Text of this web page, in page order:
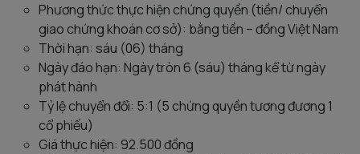
Phương thức thực hiện chứng quyền (tiền/ chuyển
giao chứng khoán cơ sở): bằng tiền – đồng Việt Nam
Thời hạn: sáu (06) tháng
Ngày đáo hạn: Ngày tròn 6 (sáu) tháng kể từ ngày
phát hành
Tỷ lệ chuyển đổi: 5:1 (5 chứng quyền tương đương 1
cổ phiếu)
Giá thực hiện: 92.500 đồng